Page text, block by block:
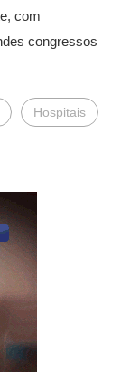
com
congressos
Hospitais